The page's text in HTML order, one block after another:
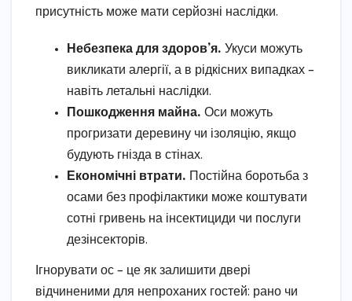
присутність може мати серйозні наслідки.
Небезпека для здоров’я. Укуси можуть
викликати алергії, а в рідкісних випадках –
навіть летальні наслідки.
Пошкодження майна. Оси можуть
прогризати деревину чи ізоляцію, якщо
будують гнізда в стінах.
Економічні втрати. Постійна боротьба з
осами без профілактики може коштувати
сотні гривень на інсектициди чи послуги
дезінсекторів.
Ігнорувати ос – це як залишити двері
відчиненими для непроханих гостей: рано чи